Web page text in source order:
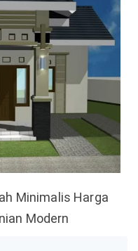
Minimalis Harga
Modern